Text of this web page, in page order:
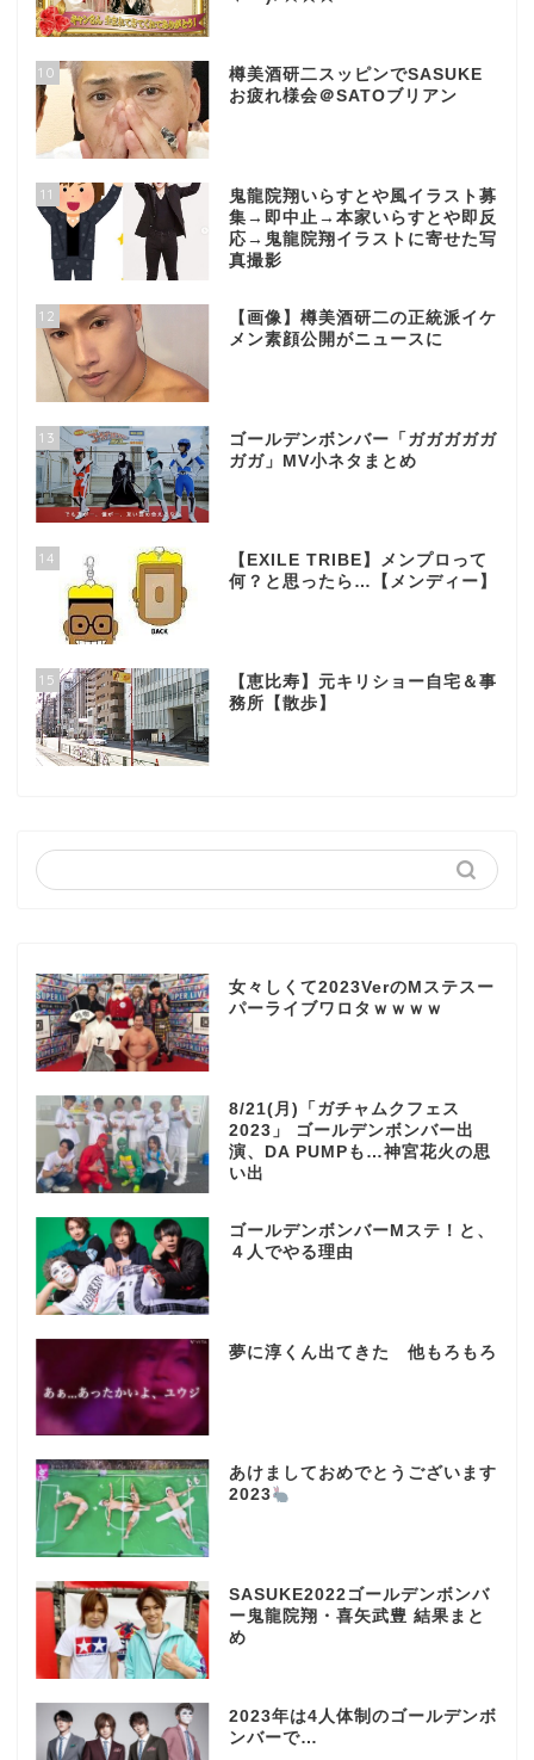
10
樽美酒研二スッピンでSASUKE
お疲れ様会＠SATOブリアン
11
鬼龍院翔いらすとや風イラスト募
集→即中止→本家いらすとや即反
応→鬼龍院翔イラストに寄せた写
真撮影
12
【画像】樽美酒研二の正統派イケ
メン素顔公開がニュースに
13
ゴールデンボンバー「ガガガガガ
ガガ」MV小ネタまとめ
14
【EXILE TRIBE】メンプロって
何？と思ったら…【メンディー】
15
【恵比寿】元キリショー自宅＆事
務所【散歩】
女々しくて2023VerのMステスー
パーライブワロタｗｗｗｗ
8/21(月)「ガチャムクフェス
2023」 ゴールデンボンバー出
演、DA PUMPも…神宮花火の思
い出
ゴールデンボンバーMステ！と、
４人でやる理由
夢に淳くん出てきた 他もろもろ
あけましておめでとうございます
2023
SASUKE2022ゴールデンボンバ
ー鬼龍院翔・喜矢武豊 結果まと
め
2023年は4人体制のゴールデンボ
ンバーで…